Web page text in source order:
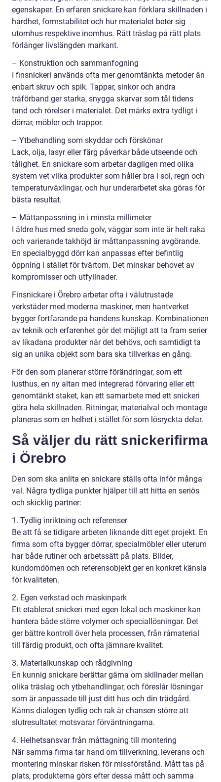
egenskaper. En erfaren snickare kan förklara skillnaden i
hårdhet, formstabilitet och hur materialet beter sig
utomhus respektive inomhus. Rätt träslag på rätt plats
förlänger livslängden markant.
– Konstruktion och sammanfogning
I finsnickeri används ofta mer genomtänkta metoder än
enbart skruv och spik. Tappar, sinkor och andra
träförband ger starka, snygga skarvar som tål tidens
tand och rörelser i materialet. Det märks extra tydligt i
dörrar, möbler och trappor.
– Ytbehandling som skyddar och förskönar
Lack, olja, lasyr eller färg påverkar både utseende och
tålighet. En snickare som arbetar dagligen med olika
system vet vilka produkter som håller bra i sol, regn och
temperaturväxlingar, och hur underarbetet ska göras för
bästa resultat.
– Måttanpassning in i minsta millimeter
I äldre hus med sneda golv, väggar som inte är helt raka
och varierande takhöjd är måttanpassning avgörande.
En specialbyggd dörr kan anpassas efter befintlig
öppning i stället för tvärtom. Det minskar behovet av
kompromisser och utfyllnader.
Finsnickare i Örebro arbetar ofta i välutrustade
verkstäder med moderna maskiner, men hantverket
bygger fortfarande på handens kunskap. Kombinationen
av teknik och erfarenhet gör det möjligt att ta fram serier
av likadana produkter när det behövs, och samtidigt ta
sig an unika objekt som bara ska tillverkas en gång.
För den som planerar större förändringar, som ett
lusthus, en ny altan med integrerad förvaring eller ett
genomtänkt staket, kan ett samarbete med ett snickeri
göra hela skillnaden. Ritningar, materialval och montage
planeras som en helhet i stället för som lösryckta delar.
Så väljer du rätt snickerifirma
i Örebro
Den som ska anlita en snickare ställs ofta inför många
val. Några tydliga punkter hjälper till att hitta en seriös
och skicklig partner:
1. Tydlig inriktning och referenser
Be att få se tidigare arbeten liknande ditt eget projekt. En
firma som ofta bygger dörrar, specialmöbler eller uterum
har både rutiner och arbetssätt på plats. Bilder,
kundomdömen och referensobjekt ger en konkret känsla
för kvaliteten.
2. Egen verkstad och maskinpark
Ett etablerat snickeri med egen lokal och maskiner kan
hantera både större volymer och speciallösningar. Det
ger bättre kontroll över hela processen, från råmaterial
till färdig produkt, och ofta jämnare kvalitet.
3. Materialkunskap och rådgivning
En kunnig snickare berättar gärna om skillnader mellan
olika träslag och ytbehandlingar, och föreslår lösningar
som är anpassade till just ditt hus och din trädgård.
Känns dialogen tydlig och rak är chansen större att
slutresultatet motsvarar förväntningarna.
4. Helhetsansvar från måttagning till montering
När samma firma tar hand om tillverkning, leverans och
montering minskar risken för missförstånd. Mått tas på
plats, produkterna görs efter dessa mått och samma